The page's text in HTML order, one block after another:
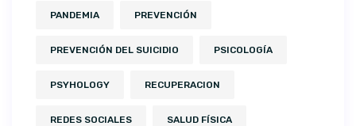
PANDEMIA PREVENCIÓN
PREVENCIÓN DEL SUICIDIO PSICOLOGÍA
PSYHOLOGY RECUPERACION
REDES SOCIALES SALUD FÍSICA